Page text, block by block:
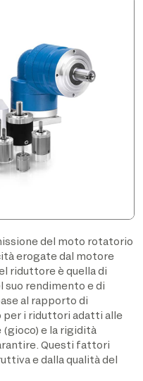
del moto rotatorio
erogate dal motore
riduttore è quella di
suo rendimento e di
al rapporto di
i riduttori adatti alle
(gioco) e la rigidità
Questi fattori
e dalla qualità del